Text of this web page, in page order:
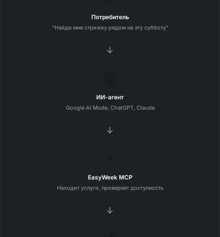
Потребитель
"Найди мне стрижку рядом на эту субботу"
→
ИИ-агент
Google AI Mode, ChatGPT, Claude
→
EasyWeek MCP
Находит услуги, проверяет доступность
→